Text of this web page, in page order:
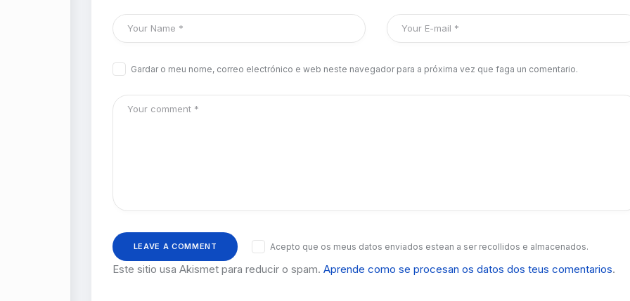
Gardar o meu nome, correo electrónico e web neste navegador para a próxima vez que faga un comentario.
Acepto que os meus datos enviados estean a ser recollidos e almacenados.
Este sitio usa Akismet para reducir o spam. Aprende como se procesan os datos dos teus comentarios.